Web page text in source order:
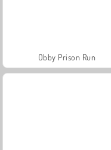
Obby Prison Run